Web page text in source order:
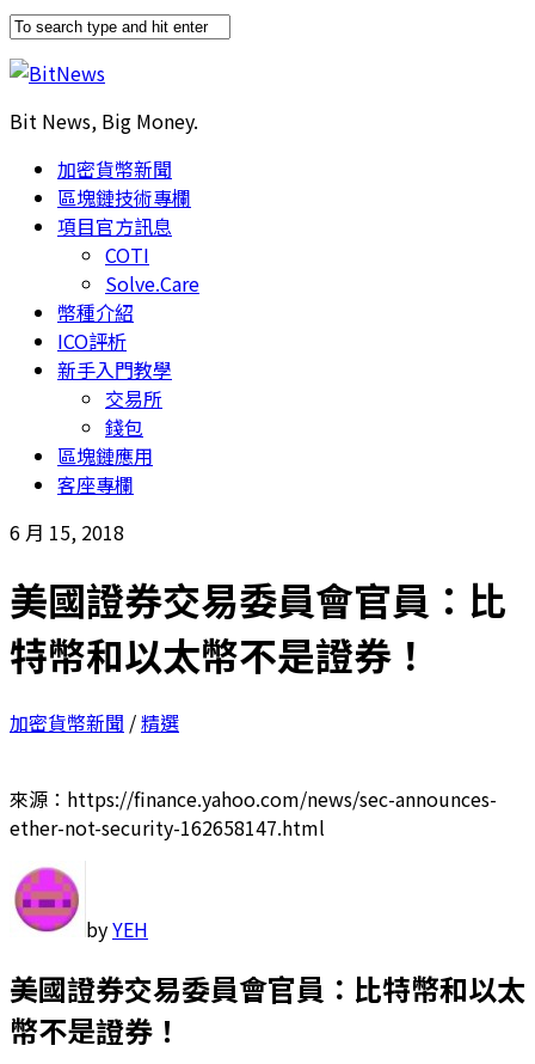
Bit News, Big Money.
加密貨幣新聞
區塊鏈技術專欄
項目官方訊息
COTI
Solve.Care
幣種介紹
ICO評析
新手入門教學
交易所
錢包
區塊鏈應用
客座專欄
6 月 15, 2018
美國證券交易委員會官員：比
特幣和以太幣不是證券！
加密貨幣新聞 /精選
來源：https://finance.yahoo.com/news/sec-announces-
ether-not-security-162658147.html
byYEH
美國證券交易委員會官員：比特幣和以太
幣不是證券！